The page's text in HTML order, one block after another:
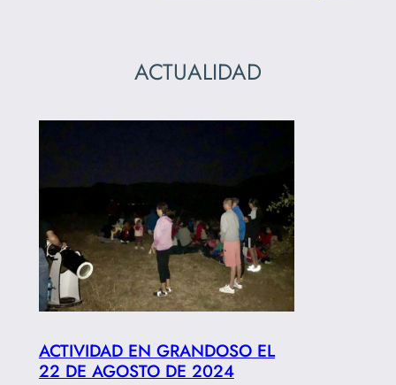
ACTUALIDAD
ACTIVIDAD EN GRANDOSO EL
22 DE AGOSTO DE 2024